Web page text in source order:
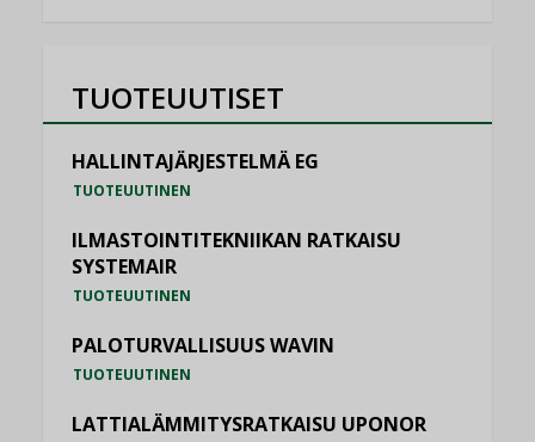
TUOTEUUTISET
HALLINTAJÄRJESTELMÄ EG
TUOTEUUTINEN
ILMASTOINTITEKNIIKAN RATKAISU
SYSTEMAIR
TUOTEUUTINEN
PALOTURVALLISUUS WAVIN
TUOTEUUTINEN
LATTIALÄMMITYSRATKAISU UPONOR